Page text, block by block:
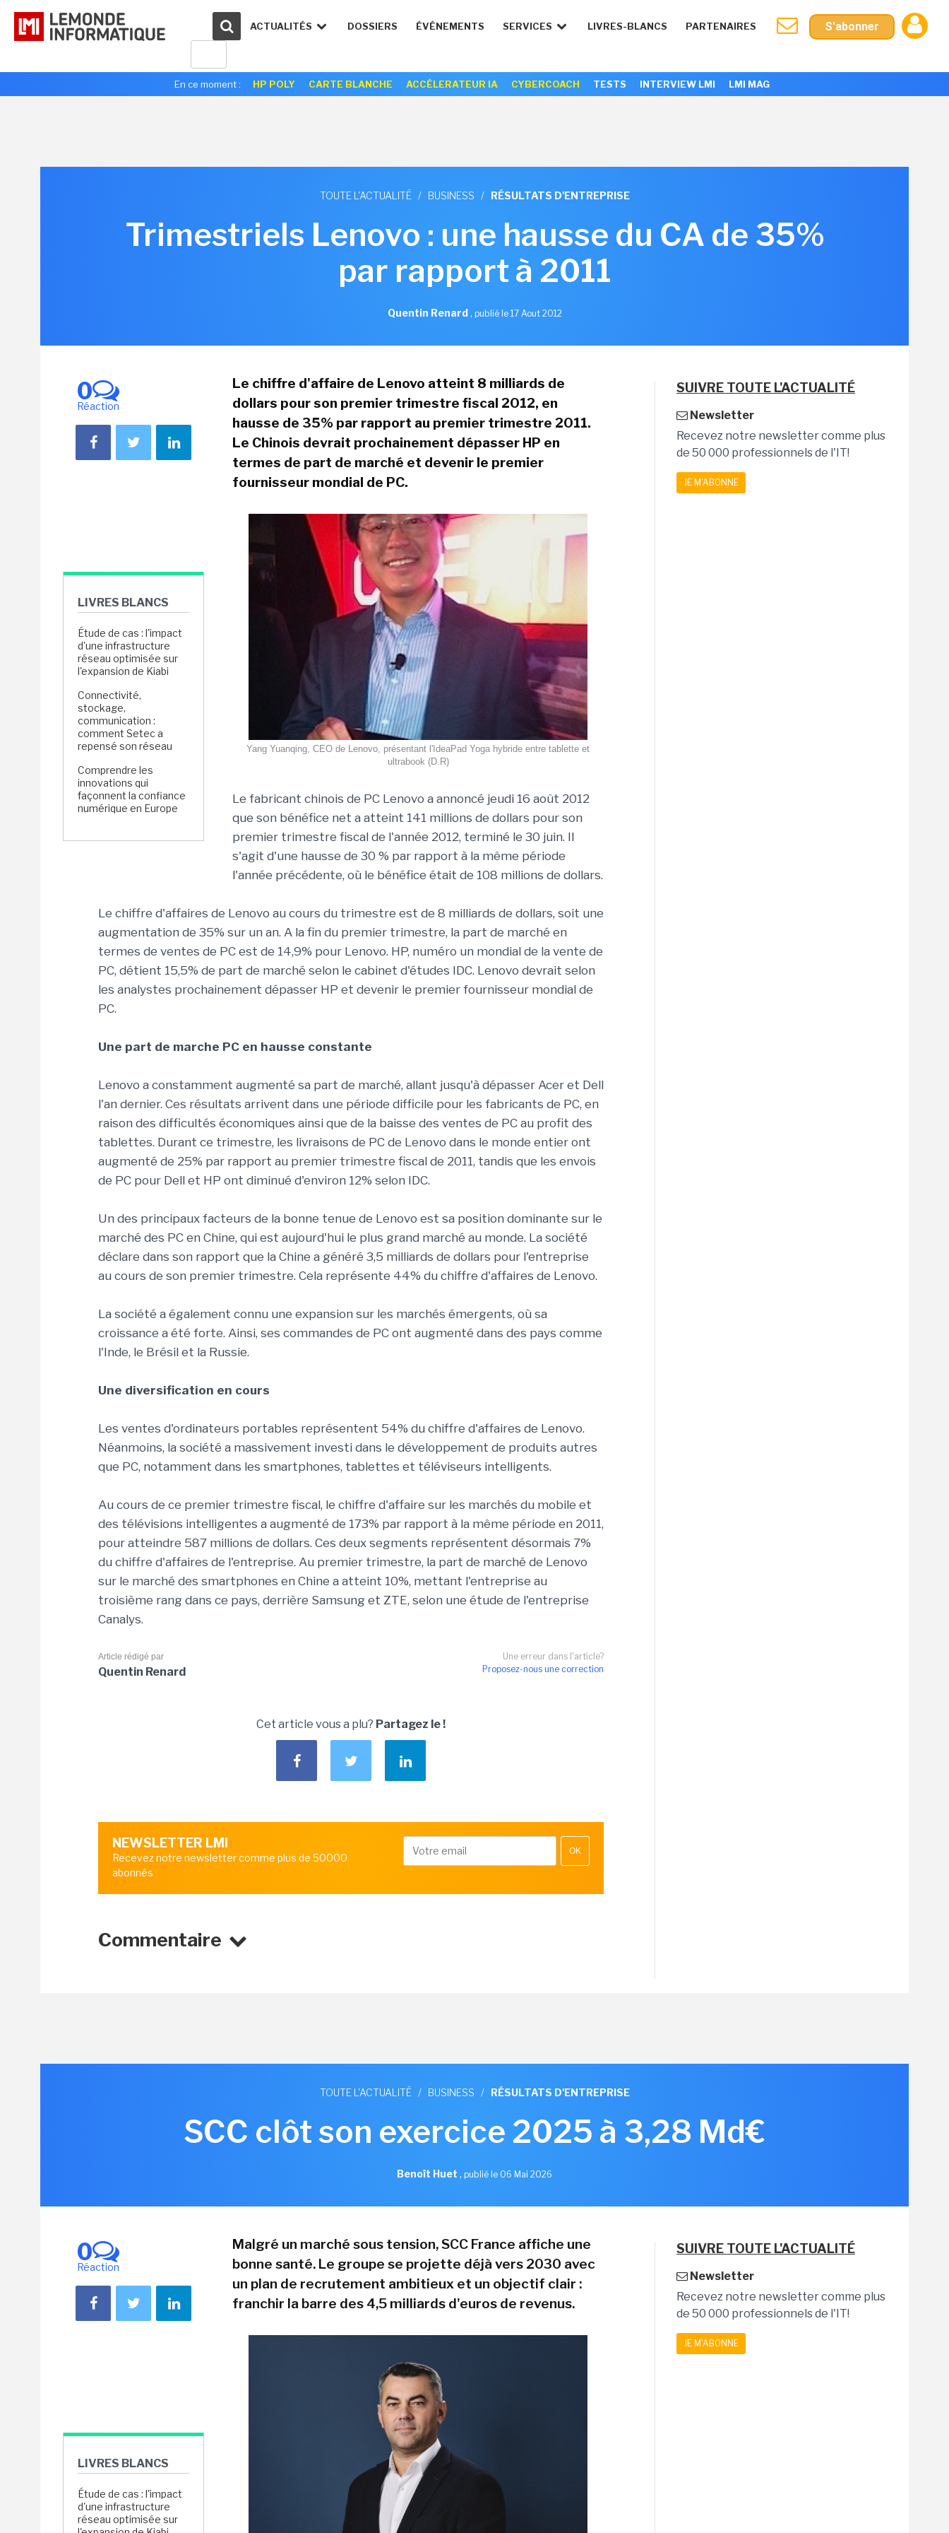
ACTUALITÉS DOSSIERS ÉVÉNEMENTS SERVICES LIVRES-BLANCS PARTENAIRES S'abonner
En ce moment : HP POLY CARTE BLANCHE ACCÉLERATEUR IA CYBERCOACH TESTS INTERVIEW LMI LMI MAG
TOUTE L'ACTUALITÉ / BUSINESS / RÉSULTATS D'ENTREPRISE
Trimestriels Lenovo : une hausse du CA de 35%
par rapport à 2011
Quentin Renard, publié le 17 Aout 2012
0
Réaction
LIVRES BLANCS
Étude de cas : l'impact
d'une infrastructure
réseau optimisée sur
l'expansion de Kiabi
Connectivité,
stockage,
communication :
comment Setec a
repensé son réseau
Comprendre les
innovations qui
façonnent la confiance
numérique en Europe
Le chiffre d'affaire de Lenovo atteint 8 milliards de
dollars pour son premier trimestre fiscal 2012, en
hausse de 35% par rapport au premier trimestre 2011.
Le Chinois devrait prochainement dépasser HP en
termes de part de marché et devenir le premier
fournisseur mondial de PC.
Yang Yuanqing, CEO de Lenovo, présentant l'IdeaPad Yoga hybride entre tablette et
ultrabook (D.R)
Le fabricant chinois de PC Lenovo a annoncé jeudi 16 août 2012
que son bénéfice net a atteint 141 millions de dollars pour son
premier trimestre fiscal de l'année 2012, terminé le 30 juin. Il
s'agit d'une hausse de 30 % par rapport à la même période
l'année précédente, où le bénéfice était de 108 millions de dollars.
Le chiffre d'affaires de Lenovo au cours du trimestre est de 8 milliards de dollars, soit une
augmentation de 35% sur un an. A la fin du premier trimestre, la part de marché en
termes de ventes de PC est de 14,9% pour Lenovo. HP, numéro un mondial de la vente de
PC, détient 15,5% de part de marché selon le cabinet d'études IDC. Lenovo devrait selon
les analystes prochainement dépasser HP et devenir le premier fournisseur mondial de
PC.
Une part de marche PC en hausse constante
Lenovo a constamment augmenté sa part de marché, allant jusqu'à dépasser Acer et Dell
l'an dernier. Ces résultats arrivent dans une période difficile pour les fabricants de PC, en
raison des difficultés économiques ainsi que de la baisse des ventes de PC au profit des
tablettes. Durant ce trimestre, les livraisons de PC de Lenovo dans le monde entier ont
augmenté de 25% par rapport au premier trimestre fiscal de 2011, tandis que les envois
de PC pour Dell et HP ont diminué d'environ 12% selon IDC.
Un des principaux facteurs de la bonne tenue de Lenovo est sa position dominante sur le
marché des PC en Chine, qui est aujourd'hui le plus grand marché au monde. La société
déclare dans son rapport que la Chine a généré 3,5 milliards de dollars pour l'entreprise
au cours de son premier trimestre. Cela représente 44% du chiffre d'affaires de Lenovo.
La société a également connu une expansion sur les marchés émergents, où sa
croissance a été forte. Ainsi, ses commandes de PC ont augmenté dans des pays comme
l'Inde, le Brésil et la Russie.
Une diversification en cours
Les ventes d'ordinateurs portables représentent 54% du chiffre d'affaires de Lenovo.
Néanmoins, la société a massivement investi dans le développement de produits autres
que PC, notamment dans les smartphones, tablettes et téléviseurs intelligents.
Au cours de ce premier trimestre fiscal, le chiffre d'affaire sur les marchés du mobile et
des télévisions intelligentes a augmenté de 173% par rapport à la même période en 2011,
pour atteindre 587 millions de dollars. Ces deux segments représentent désormais 7%
du chiffre d'affaires de l'entreprise. Au premier trimestre, la part de marché de Lenovo
sur le marché des smartphones en Chine a atteint 10%, mettant l'entreprise au
troisième rang dans ce pays, derrière Samsung et ZTE, selon une étude de l'entreprise
Canalys.
Une erreur dans l'article?
Proposez-nous une correction
Article rédigé par
Quentin Renard
Cet article vous a plu? Partagez le !
NEWSLETTER LMI
Recevez notre newsletter comme plus de 50000
abonnés
OK
Commentaire
SUIVRE TOUTE L'ACTUALITÉ
Newsletter
Recevez notre newsletter comme plus
de 50 000 professionnels de l'IT!
JE M'ABONNE
TOUTE L'ACTUALITÉ / BUSINESS / RÉSULTATS D'ENTREPRISE
SCC clôt son exercice 2025 à 3,28 Md€
Benoît Huet , publié le 06 Mai 2026
0
Réaction
LIVRES BLANCS
Étude de cas : l'impact
d'une infrastructure
réseau optimisée sur
Malgré un marché sous tension, SCC France affiche une
bonne santé. Le groupe se projette déjà vers 2030 avec
un plan de recrutement ambitieux et un objectif clair :
franchir la barre des 4,5 milliards d'euros de revenus.
SUIVRE TOUTE L'ACTUALITÉ
Newsletter
Recevez notre newsletter comme plus
de 50 000 professionnels de l'IT!
JE M'ABONNE